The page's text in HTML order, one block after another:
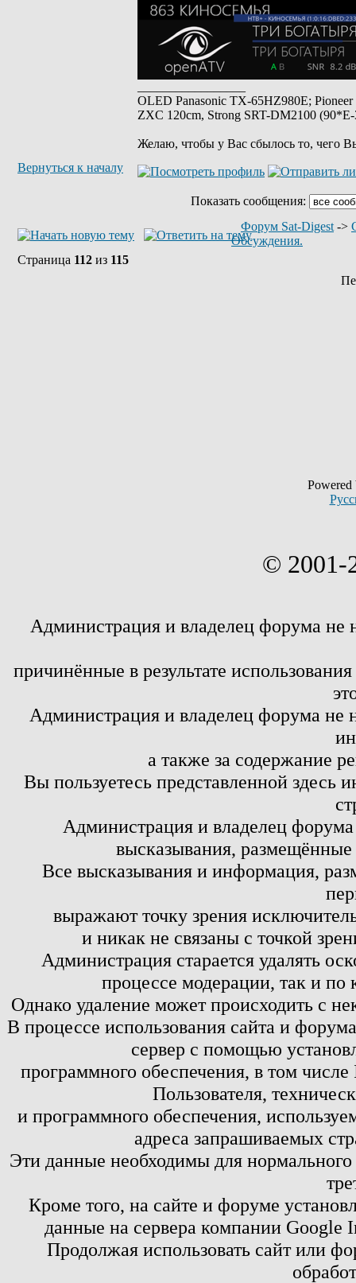
OLED Panasonic TX-65HZ980E;
ZXC 120cm, Strong SRT-DM2100
Желаю, чтобы у Вас сбылось то, чего
Вернуться к началу
Показать сообщения:
Форум Sat-Digest ->
Обсуждения.
Страница 112 из 115
© 2001-
Администрация и владелец форума не
причинённые в результате
Администрация и владелец форума не
а также за содержание
Вы пользуетесь представленной здесь
Администрация и владелец
высказывания,
Все высказывания и информация,
выражают точку зрения
и никак не связаны с точкой
Администрация старается удалять
процессе модерации, так и по
Однако удаление может происходить с
В процессе использования сайта и
сервер с помощью
программного обеспечения, в том
Пользователя,
и программного обеспечения,
адреса запрашиваемых
Эти данные необходимы для
Кроме того, на сайте и форуме
данные на сервера компании
Продолжая использовать сайт или